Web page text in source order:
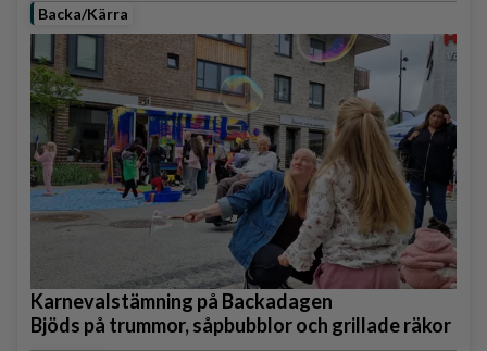
Backa/Kärra
Karnevalstämning på Backadagen
Bjöds på trummor, såpbubblor och grillade räkor